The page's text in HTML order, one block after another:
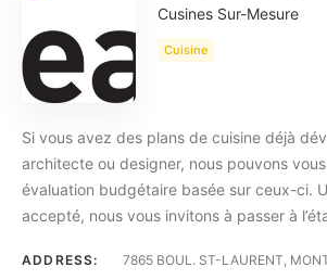
Cusines Sur-Mesure
Cuisine
Si vous avez des plans de cuisine déjà
architecte ou designer, nous pouvons
évaluation budgétaire basée sur ceux-ci.
accepté, nous vous invitons à passer à
ADDRESS: 7865 BOUL. ST-LAURENT,